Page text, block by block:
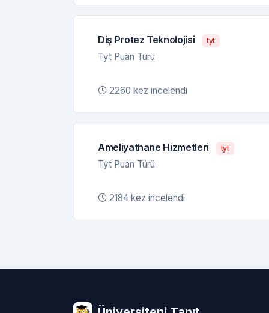
Diş Protez Teknolojisi tyt
Tyt Puan Türü
2260 kez incelendi
Ameliyathane Hizmetleri tyt
Tyt Puan Türü
2184 kez incelendi